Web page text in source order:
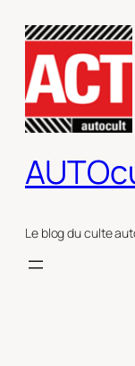
contenu
Le blog du culte